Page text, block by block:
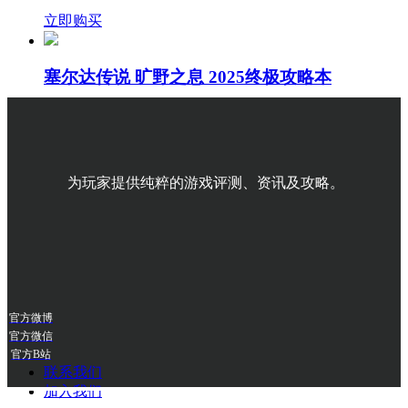
立即购买
塞尔达传说 旷野之息 2025终极攻略本
为玩家提供纯粹的游戏评测、资讯及攻略。
官方微博
官方微信
官方B站
联系我们
加入我们